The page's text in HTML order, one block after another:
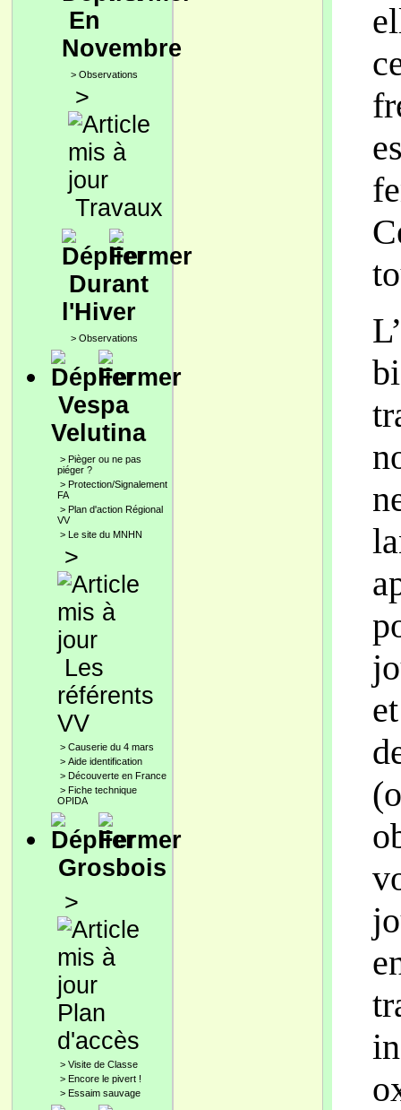
En
Novembre
> Observations
>
Travaux
Durant
l'Hiver
> Observations
Vespa
Velutina
> Pièger ou ne pas
piéger ?
> Protection/Signalement
FA
> Plan d'action Régional
VV
> Le site du MNHN
>
Les
référents
VV
> Causerie du 4 mars
> Aide identification
> Découverte en France
> Fiche technique
OPIDA
Grosbois
>
Plan
d'accès
> Visite de Classe
> Encore le pivert !
> Essaim sauvage